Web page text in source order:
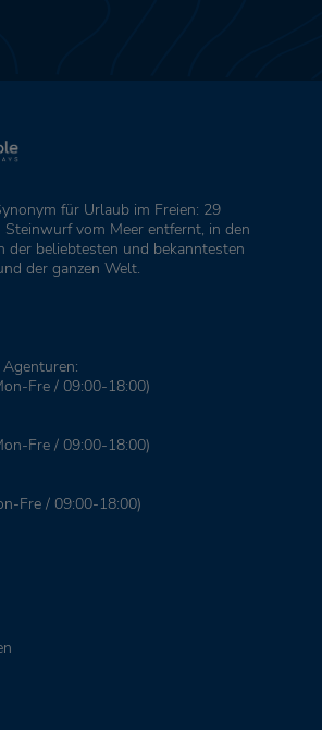
für Urlaub im Freien: 29
Steinwurf vom Meer entfernt, in den
der beliebtesten und bekanntesten
der ganzen Welt.
Fre / 09:00-18:00)
Fre / 09:00-18:00)
Fre / 09:00-18:00)